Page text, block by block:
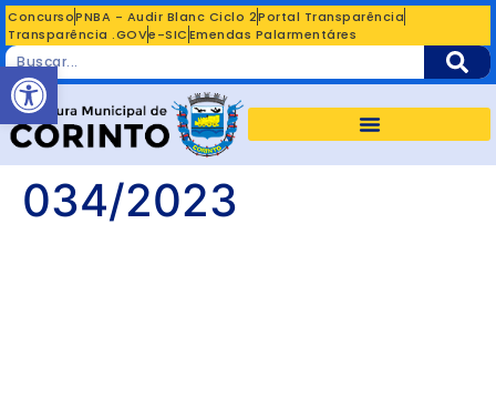
ConcursoPNBA - Audir Blanc Ciclo 2Portal Transparência
Transparência .GOVe-SICEmendas Palarmentáres
034/2023
Abrir a barra de ferramentas